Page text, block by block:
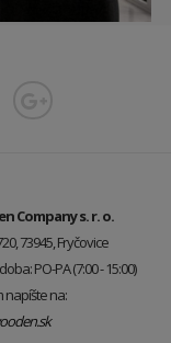
Company s. r. o.
73945, Fryčovice
PO-PA (7:00 - 15:00)
napíšte na: